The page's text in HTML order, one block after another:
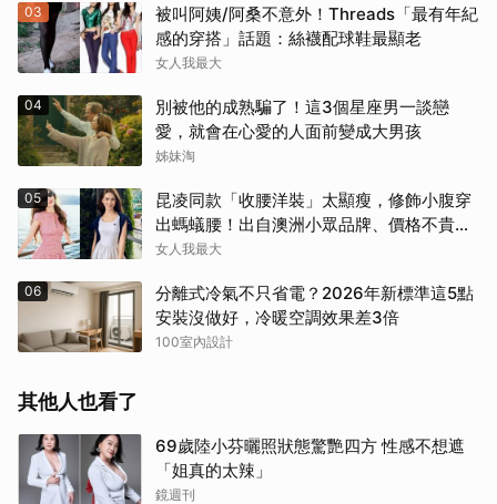
03
被叫阿姨/阿桑不意外！Threads「最有年紀
感的穿搭」話題：絲襪配球鞋最顯老
女人我最大
04
別被他的成熟騙了！這3個星座男一談戀
愛，就會在心愛的人面前變成大男孩
姊妹淘
05
昆凌同款「收腰洋裝」太顯瘦，修飾小腹穿
出螞蟻腰！出自澳洲小眾品牌、價格不貴還
寄台灣
女人我最大
06
分離式冷氣不只省電？2026年新標準這5點
安裝沒做好，冷暖空調效果差3倍
100室內設計
其他人也看了
69歲陸小芬曬照狀態驚艷四方 性感不想遮
「姐真的太辣」
鏡週刊